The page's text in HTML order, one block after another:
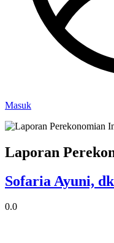
Masuk
Laporan
Sofaria Ayuni,
0.0